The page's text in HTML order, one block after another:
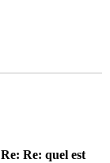
Re: quel est